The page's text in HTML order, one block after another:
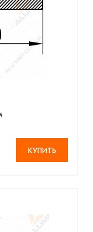
КУПИТЬ